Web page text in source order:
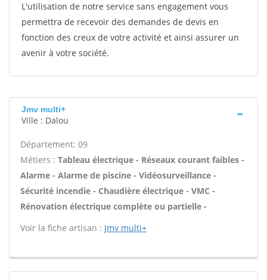
L'utilisation de notre service sans engagement vous
permettra de recevoir des demandes de devis en
fonction des creux de votre activité et ainsi assurer un
avenir à votre société.
Jmv multi+
Ville : Dalou
Département: 09
Métiers : Tableau électrique - Réseaux courant faibles -
Alarme - Alarme de piscine - Vidéosurveillance -
Sécurité incendie - Chaudière électrique - VMC -
Rénovation électrique complète ou partielle -
Voir la fiche artisan : Jmv multi+